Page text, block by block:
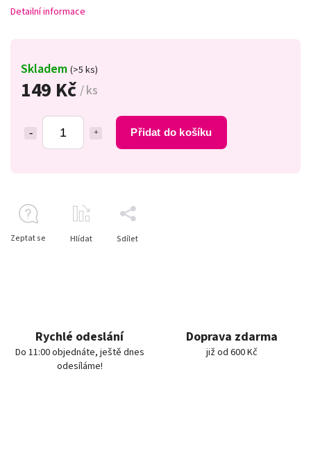
149 Kč / ks
Přidat do košíku
Skladem (>5 ks)
Detailní informace
Zeptat se Hlídat Sdílet
Rychlé odeslání
Do 11:00 objednáte, ještě dnes
odesíláme!
Doprava zdarma
již od 600 Kč